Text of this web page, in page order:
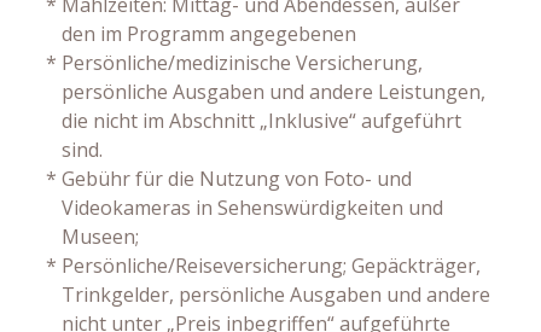
den im Programm angegebenen
* Persönliche/medizinische Versicherung,
persönliche Ausgaben und andere Leistungen,
die nicht im Abschnitt „Inklusive“ aufgeführt
sind.
* Gebühr für die Nutzung von Foto- und
Videokameras in Sehenswürdigkeiten und
Museen;
* Persönliche/Reiseversicherung; Gepäckträger,
Trinkgelder, persönliche Ausgaben und andere
nicht unter „Preis inbegriffen“ aufgeführte